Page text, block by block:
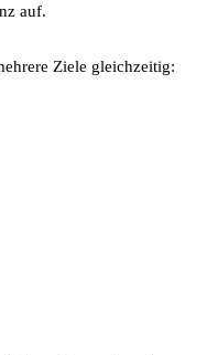
auf.
Ziele gleichzeitig: